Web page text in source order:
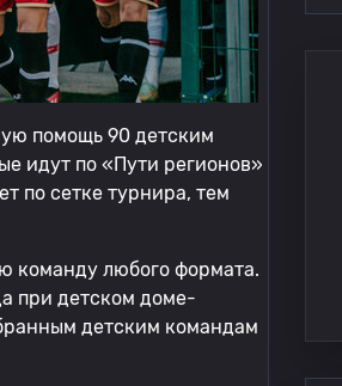
помощь 90 детским
идут по «Пути регионов»
по сетке турнира, тем
команду любого формата.
при детском доме-
детским командам